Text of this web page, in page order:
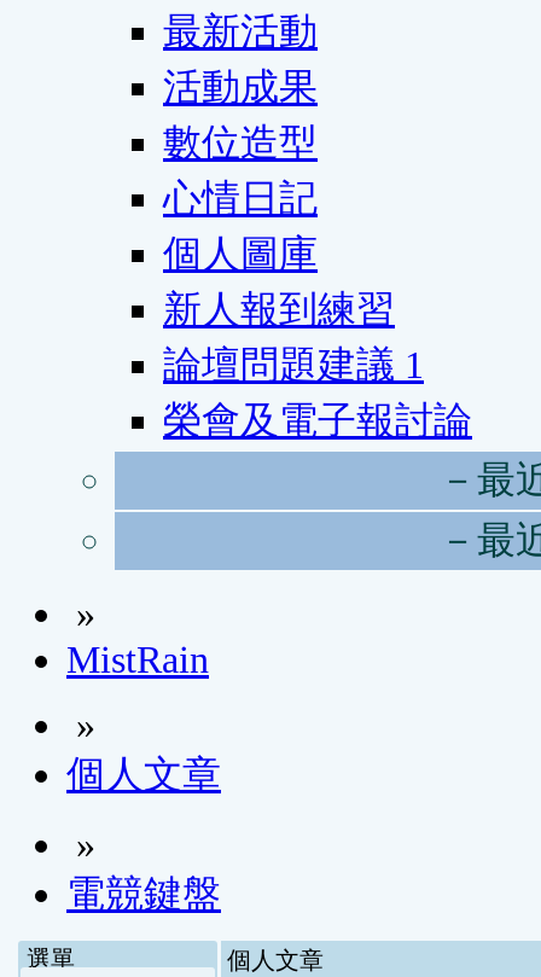
最新活動
活動成果
數位造型
心情日記
個人圖庫
新人報到練習
論壇問題建議 1
榮會及電子報討論
－最
－最
»
MistRain
»
個人文章
»
電競鍵盤
選單 個人文章